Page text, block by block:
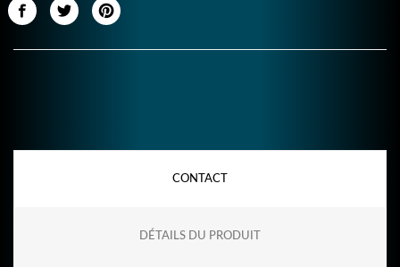
CONTACT
DÉTAILS DU PRODUIT